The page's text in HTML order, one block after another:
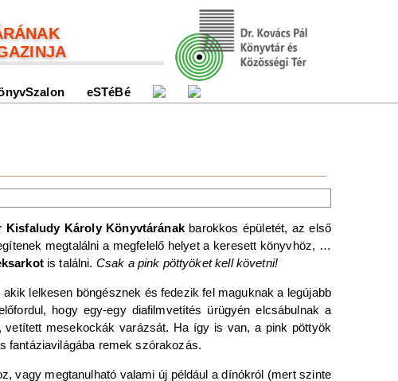
eSTéBé
Kisfaludy Károly Könyvtáránakbarokkos épületét, az első
megtalálni a megfelelő helyet a keresett könyvhöz, …
is találni. Csak a pink pöttyöket kell követni!
lelkesen böngésznek és fedezik fel maguknak a legújabb
hogy egy-egy diafilmvetítés ürügyén elcsábulnak a
vetített mesekockák varázsát. Ha így is van, a pink pöttyök
fantáziavilágába remek szórakozás.
vagy megtanulható valami új például a dínókról (mert szinte